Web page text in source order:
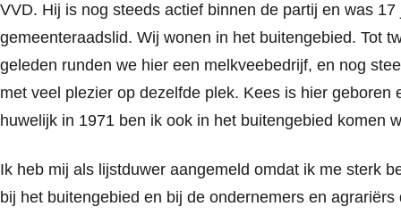
VVD. Hij is nog steeds actief binnen de partij en was 17
gemeenteraadslid. Wij wonen in het buitengebied. Tot
geleden runden we hier een melkveebedrijf, en nog
met veel plezier op dezelfde plek. Kees is hier geboren
huwelijk in 1971 ben ik ook in het buitengebied komen
Ik heb mij als lijstduwer aangemeld omdat ik me sterk
bij het buitengebied en bij de ondernemers en agrariërs